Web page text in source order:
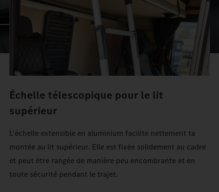
Échelle télescopique pour le lit
supérieur
L'échelle extensible en aluminium facilite nettement ta
montée au lit supérieur. Elle est fixée solidement au cadre
et peut être rangée de manière peu encombrante et en
toute sécurité pendant le trajet.